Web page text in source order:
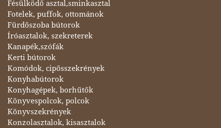
Fésülködő asztal,sminkasztal
Fotelek, puffok, ottománok
Fürdőszoba bútorok
Íróasztalok, szekreterek
Kanapék,szófák
Kerti bútorok
Komódok, cipősszekrények
Konyhabútorok
Konyhagépek, borhűtők
Könyvespolcok, polcok
Könyvszekrények
Konzolasztalok, kisasztalok